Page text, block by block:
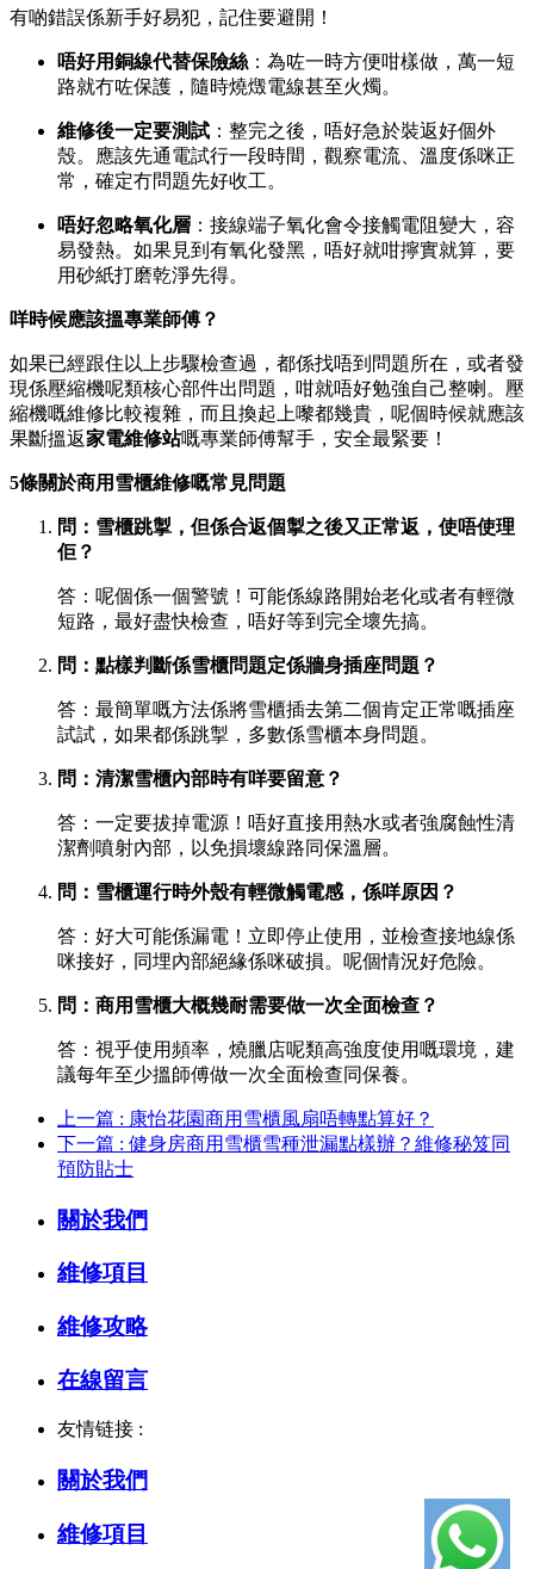
有啲錯誤係新手好易犯，記住要避開！
唔好用銅線代替保險絲 ：為咗一時方便咁樣做，萬一短
路就冇咗保護，隨時燒燬電線甚至火燭。
維修後一定要測試 ：整完之後，唔好急於裝返好個外
殼。應該先通電試行一段時間，觀察電流、溫度係咪正
常，確定冇問題先好收工。
唔好忽略氧化層 ：接線端子氧化會令接觸電阻變大，容
易發熱。如果見到有氧化發黑，唔好就咁擰實就算，要
用砂紙打磨乾淨先得。
咩時候應該搵專業師傅？
如果已經跟住以上步驟檢查過，都係找唔到問題所在，或者發
現係壓縮機呢類核心部件出問題，咁就唔好勉強自己整喇。壓
縮機嘅維修比較複雜，而且換起上嚟都幾貴，呢個時候就應該
果斷搵返家電維修站嘅專業師傅幫手，安全最緊要！
5條關於商用雪櫃維修嘅常見問題
問：雪櫃跳掣，但係合返個掣之後又正常返，使唔使理
佢？
答：呢個係一個警號！可能係線路開始老化或者有輕微
短路，最好盡快檢查，唔好等到完全壞先搞。
問：點樣判斷係雪櫃問題定係牆身插座問題？
答：最簡單嘅方法係將雪櫃插去第二個肯定正常嘅插座
試試，如果都係跳掣，多數係雪櫃本身問題。
問：清潔雪櫃內部時有咩要留意？
答：一定要拔掉電源！唔好直接用熱水或者強腐蝕性清
潔劑噴射內部，以免損壞線路同保溫層。
問：雪櫃運行時外殼有輕微觸電感，係咩原因？
答：好大可能係漏電！立即停止使用，並檢查接地線係
咪接好，同埋內部絕緣係咪破損。呢個情況好危險。
問：商用雪櫃大概幾耐需要做一次全面檢查？
答：視乎使用頻率，燒臘店呢類高強度使用嘅環境，建
議每年至少搵師傅做一次全面檢查同保養。
上一篇 : 康怡花園商用雪櫃風扇唔轉點算好？
下一篇 : 健身房商用雪櫃雪種泄漏點樣辦？維修秘笈同
預防貼士
關於我們
維修項目
維修攻略
在線留言
友情链接 :
關於我們
維修項目